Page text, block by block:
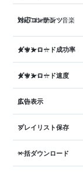
対応コンテンツ
YouTube動画・音楽
ダウンロード成功率
★★★☆☆
ダウンロード速度
★★★☆☆
広告表示
多い
プレイリスト保存
✕
一括ダウンロード
✕